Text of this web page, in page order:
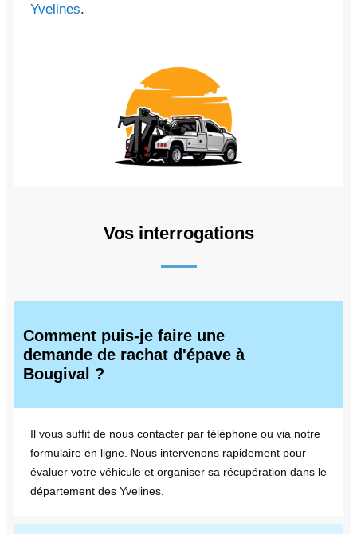
Yvelines.
Vos interrogations
Comment puis-je faire une
demande de rachat d'épave à
Bougival ?
Il vous suffit de nous contacter par téléphone ou via notre
formulaire en ligne. Nous intervenons rapidement pour
évaluer votre véhicule et organiser sa récupération dans le
département des Yvelines.